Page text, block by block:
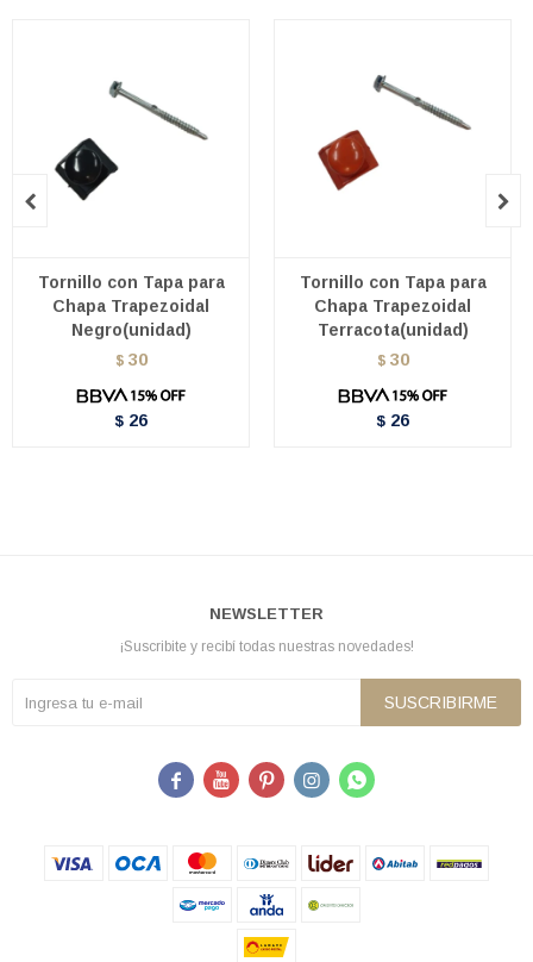
Tornillo con Tapa para
Chapa Trapezoidal
Negro(unidad)
$ 30
$ 26
Tornillo con Tapa para
Chapa Trapezoidal
Terracota(unidad)
$ 30
$ 26
 
NEWSLETTER
¡Suscribite y recibí todas nuestras novedades!
SUSCRIBIRME
    